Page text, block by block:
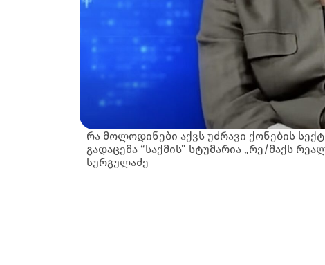
რა მოლოდინები აქვს უძრავი ქონების
გადაცემა “საქმის” სტუმარია „რე/მაქს
სურგულაძე